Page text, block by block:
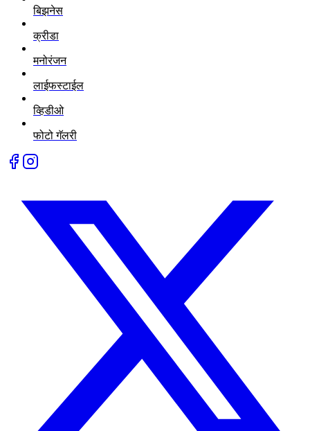
बिझनेस
क्रीडा
मनोरंजन
लाईफस्टाईल
व्हिडीओ
फोटो गॅलरी